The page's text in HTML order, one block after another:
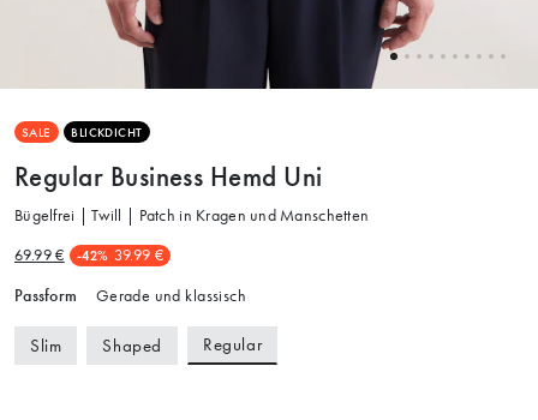
SALE BLICKDICHT
Regular Business Hemd Uni
Bügelfrei | Twill | Patch in Kragen und Manschetten
69.99 € -42% 39.99 €
Passform Gerade und klassisch
Slim Shaped Regular